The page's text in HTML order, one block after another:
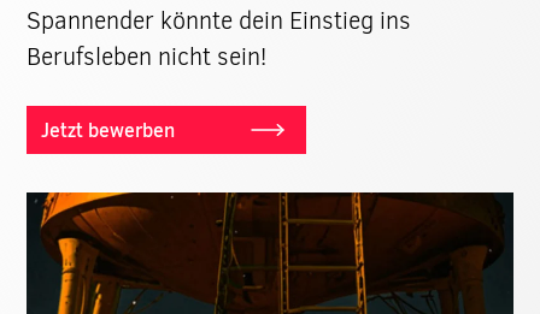
Spannender könnte dein Einstieg ins
Berufsleben nicht sein!
Jetzt bewerben